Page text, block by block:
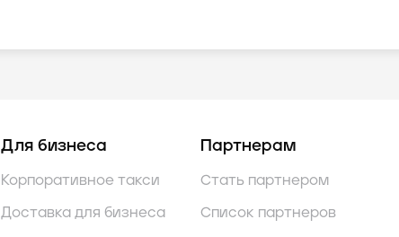
Для бизнеса
Корпоративное такси
Доставка для бизнеса
Партнерам
Стать партнером
Список партнеров